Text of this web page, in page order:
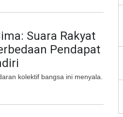
Suara Rakyat
Pendapat
kolektif bangsa ini menyala.